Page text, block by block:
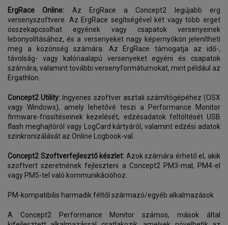
ErgRace Online: Az ErgRace a Concept2 legújabb erg
versenyszoftvere. Az ErgRace segítségével két vagy több erget
összekapcsolhat egyének vagy csapatok versenyeinek
lebonyolításához, és a versenyeket nagy képernyőkön jelenítheti
meg a közönség számára. Az ErgRace támogatja az idő-,
távolság- vagy kalóriaalapú versenyeket egyéni és csapatok
számára, valamint további versenyformátumokat, mint például az
Ergathlon.
Concept2 Utility: Ingyenes szoftver asztali számítógépéhez (OSX
vagy Windows), amely lehetővé teszi a Performance Monitor
firmware-frissítéseinek kezelését, edzésadatok feltöltését USB
flash meghajtóról vagy LogCard kártyáról, valamint edzési adatok
szinkronizálását az Online Logbook-val.
Concept2 Szoftverfejlesztő készlet: Azok számára érhető el, akik
szoftvert szeretnének fejleszteni a Concept2 PM3-mal, PM4-el
vagy PM5-tel való kommunikációhoz.
PM-kompatibilis harmadik féltől származó/egyéb alkalmazások
A Concept2 Performance Monitor számos, mások által